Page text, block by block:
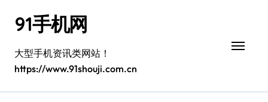
91手机网
大型手机资讯类网站！
https://www.91shouji.com.cn